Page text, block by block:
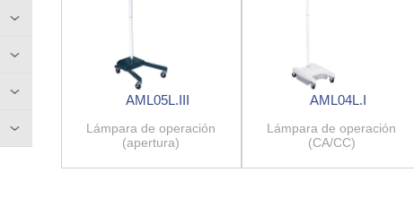
AML05L.III
Lámpara de operación
(apertura)
AML04L.I
Lámpara de operación
(CA/CC)